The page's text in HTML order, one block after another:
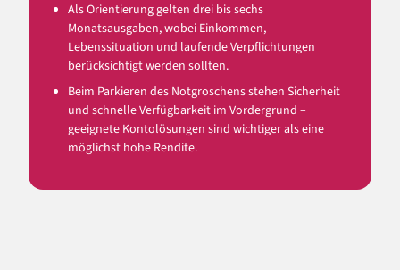
Als Orientierung gelten drei bis sechs
Monatsausgaben, wobei Einkommen,
Lebenssituation und laufende Verpflichtungen
berücksichtigt werden sollten.
Beim Parkieren des Notgroschens stehen Sicherheit
und schnelle Verfügbarkeit im Vordergrund –
geeignete Kontolösungen sind wichtiger als eine
möglichst hohe Rendite.